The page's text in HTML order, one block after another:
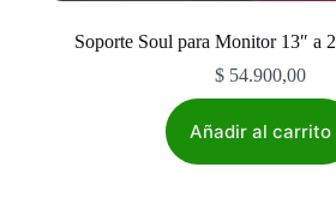
Soporte Soul para Monitor 13″ a
$ 54.900,00
Añadir al carrito